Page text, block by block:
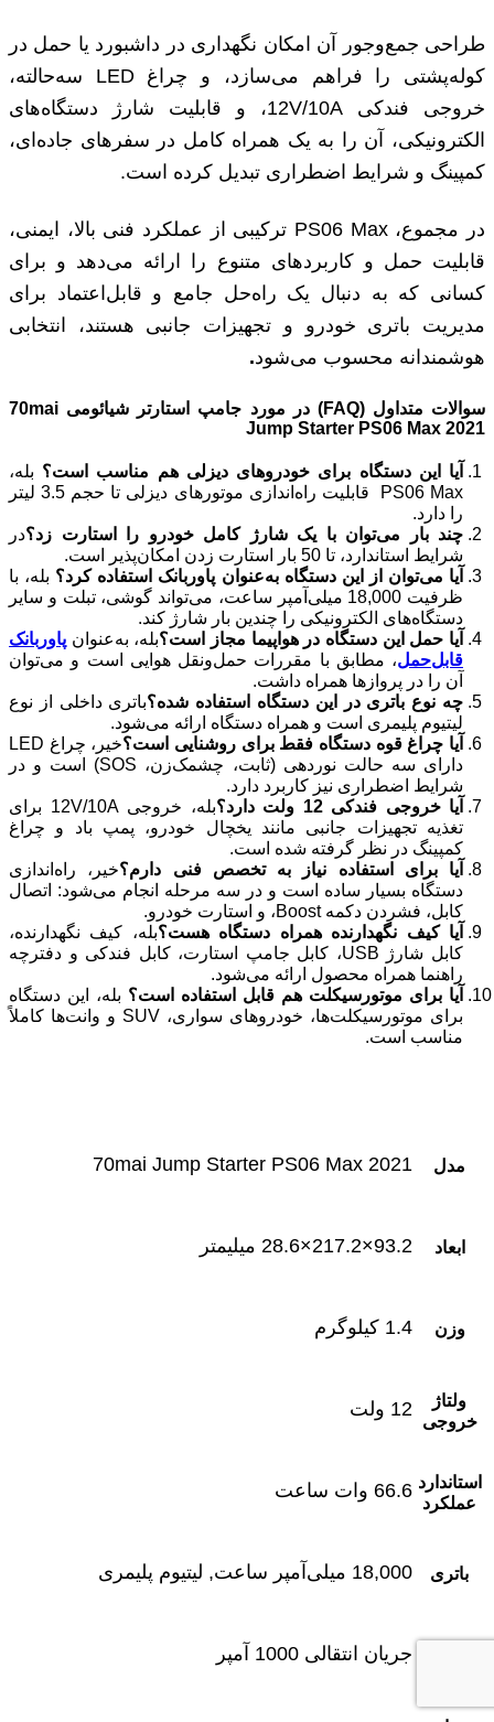
طراحی جمع‌وجور آن امکان نگهداری در داشبورد یا حمل در
کوله‌پشتی را فراهم می‌سازد، و چراغ LED سه‌حالته،
خروجی فندکی 12V/10A، و قابلیت شارژ دستگاه‌های
الکترونیکی، آن را به یک همراه کامل در سفرهای جاده‌ای،
کمپینگ و شرایط اضطراری تبدیل کرده است.
در مجموع، PS06 Max ترکیبی از عملکرد فنی بالا، ایمنی،
قابلیت حمل و کاربردهای متنوع را ارائه می‌دهد و برای
کسانی که به دنبال یک راه‌حل جامع و قابل‌اعتماد برای
مدیریت باتری خودرو و تجهیزات جانبی هستند، انتخابی
هوشمندانه محسوب می‌شود.
سوالات متداول (FAQ
) در مورد جامپ استارتر شیائومی 70 mai
Jump Starter PS06 Max 2021
آیا این دستگاه برای خودروهای دیزلی هم مناسب است؟ بله،
PS06 Max قابلیت راه‌اندازی موتورهای دیزلی تا حجم 3.5 لیتر
را دارد.
چند بار می‌توان با یک شارژ کامل خودرو را استارت زد؟در
شرایط استاندارد، تا 50 بار استارت زدن امکان‌پذیر است.
آیا می‌توان از این دستگاه به‌عنوان پاوربانک استفاده کرد؟ بله، با
ظرفیت 18,000 میلی‌آمپر ساعت، می‌تواند گوشی، تبلت و سایر
دستگاه‌های الکترونیکی را چندین بار شارژ کند.
آیا حمل این دستگاه در هواپیما مجاز است؟بله، به‌عنوان پاوربانک
قابل‌حمل، مطابق با مقررات حمل‌ونقل هوایی است و می‌توان
آن را در پروازها همراه داشت.
چه نوع باتری در این دستگاه استفاده شده؟باتری داخلی از نوع
لیتیوم پلیمری است و همراه دستگاه ارائه می‌شود.
آیا چراغ قوه دستگاه فقط برای روشنایی است؟
خیر، چراغ LED
دارای سه حالت نوردهی (ثابت، چشمک‌زن، SOS) است و در
شرایط اضطراری نیز کاربرد دارد.
آیا خروجی فندکی 12 ولت دارد؟
بله، خروجی 12V/10A برای
تغذیه تجهیزات جانبی مانند یخچال خودرو، پمپ باد و چراغ
کمپینگ در نظر گرفته شده است.
آیا برای استفاده نیاز به تخصص فنی دارم؟خیر، راه‌اندازی
دستگاه بسیار ساده است و در سه مرحله انجام می‌شود: اتصال
کابل، فشردن دکمه Boost، و استارت خودرو.
آیا کیف نگهدارنده همراه دستگاه هست؟بله، کیف نگهدارنده،
کابل شارژ USB، کابل جامپ استارت، کابل فندکی و دفترچه
راهنما همراه محصول ارائه می‌شود.
آیا برای موتورسیکلت هم قابل استفاده است؟ بله، این دستگاه
برای موتورسیکلت‌ها، خودروهای سواری، SUV و وانت‌ها کاملاً
مناسب است.
مدل 70mai Jump Starter PS06 Max 2021
ابعاد 93.2×217.2×28.6 میلیمتر
وزن 1.4 کیلوگرم
ولتاژ
خروجی
12 ولت
استاندارد
عملکرد
66.6 وات ساعت
باتری 18,000 میلی‌آمپر ساعت, لیتیوم پلیمری
شدت
جریان انتقالی 1000 آمپر